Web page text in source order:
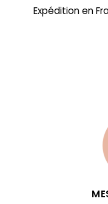
Expédition en